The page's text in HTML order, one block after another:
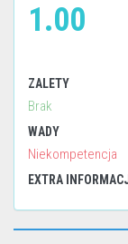
1.00
ZALETY
Brak
WADY
Niekompetencja
EXTRA